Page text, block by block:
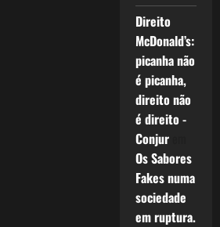
Direito
McDonald’s:
picanha não
é picanha,
direito não
é direito -
Conjurem
Os Sabores
Fakes numa
sociedade
em ruptura.